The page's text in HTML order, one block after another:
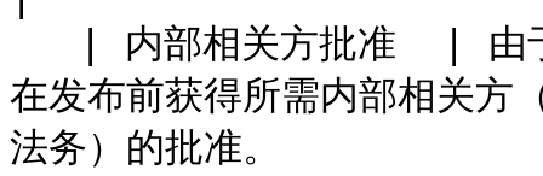
在发布前获得所需内部相关方
法务）的批准。